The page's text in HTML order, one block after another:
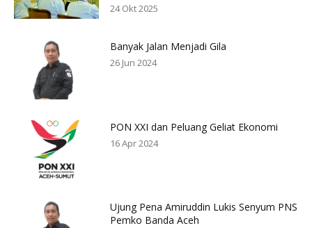
24 Okt 2025
Banyak Jalan Menjadi Gila
26 Jun 2024
PON XXI dan Peluang Geliat Ekonomi
16 Apr 2024
Ujung Pena Amiruddin Lukis Senyum PNS
Pemko Banda Aceh